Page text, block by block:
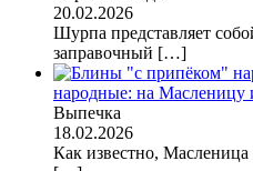
20.02.2026
Шурпа представляет
заправочный […]
народные: на Масленицу
Выпечка
18.02.2026
Как известно, Масленица